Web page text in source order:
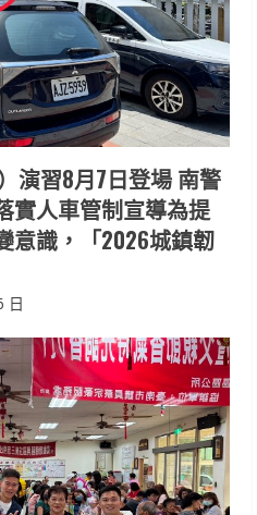
演習8月7日登場 南警
實人車管制宣導為提
意識，「2026城鎮韌
日